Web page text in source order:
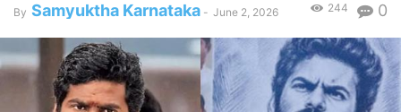
By Samyuktha Karnataka - June 2, 2026 0
244